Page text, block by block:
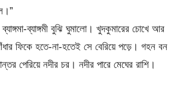
ব্যাঙ্গমী বুঝি ঘুমালো। খুদকুমারের চোখে আর
ফিকে হতে-না-হতেই সে বেরিয়ে পড়ে। গহন বন
পেরিয়ে নদীর চর। নদীর পারে মেঘের রাশি।